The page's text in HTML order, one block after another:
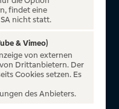
Auf
Sie Tickets für
und Shows, die
League und die
findet eine
nicht statt.
& Vimeo)
von externen
Drittanbietern. Der
Cookies setzen. Es
des Anbieters.